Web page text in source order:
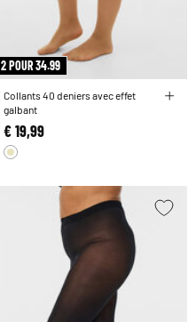
2 POUR 34.99
Collants 40 deniers avec effet
galbant
€ 19,99